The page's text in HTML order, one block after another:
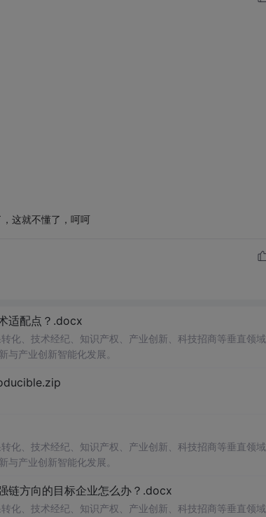
这就不懂了，呵呵
适配点？.docx
化、技术经纪、知识产权、产业创新、科技招商等垂直领域
产业创新智能化发展。
化、技术经纪、知识产权、产业创新、科技招商等垂直领域
产业创新智能化发展。
链方向的目标企业怎么办？.docx
化、技术经纪、知识产权、产业创新、科技招商等垂直领域